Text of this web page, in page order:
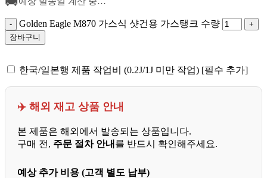
Golden Eagle M870 가스식 샷건용 가스탱크 수량
장바구니
한국/일본행 제품 작업비 (0.2J/1J 미만 작업) [필수 추가]
✈️ 해외 재고 상품 안내
본 제품은 해외에서 발송되는 상품입니다.
구매 전, 주문 절차 안내 를 반드시 확인해주세요.
예상 추가 비용 (고객 별도 납부)